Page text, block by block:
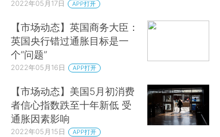
2022年05月17日 APP打开
【市场动态】英国商务大臣：
英国央行错过通胀目标是一
个“问题”
2022年05月16日 APP打开
【市场动态】美国5月初消费
者信心指数跌至十年新低 受
通胀因素影响
2022年05月15日 APP打开